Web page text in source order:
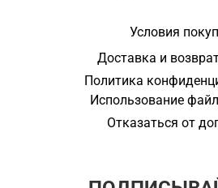
Условия
Доставка и
Политика
Использование
Отказаться от